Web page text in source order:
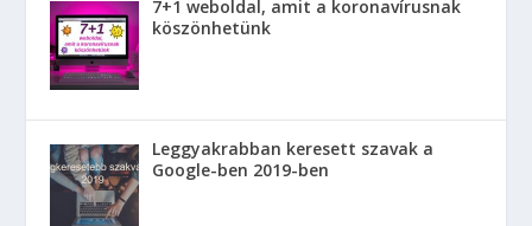
7+1 weboldal, amit a koronavírusnak
köszönhetünk
Leggyakrabban keresett szavak a
Google-ben 2019-ben